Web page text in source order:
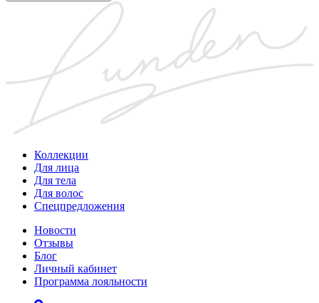
Коллекции
Для лица
Для тела
Для волос
Спецпредложения
Новости
Отзывы
Блог
Личный кабинет
Программа лояльности